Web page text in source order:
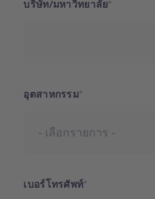
บริษัท/มหาวิทยาลัย
อุตสาหกรรม
เบอร์โทรศัพท์